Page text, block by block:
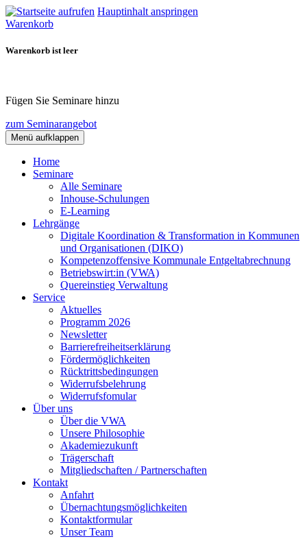
Hauptinhalt anspringen
Warenkorb
Warenkorb ist leer
Fügen Sie Seminare hinzu
zum Seminarangebot
Menü aufklappen
Home
Seminare
Alle Seminare
Inhouse-Schulungen
E-Learning
Lehrgänge
Digitale Koordination & Transformation in Kommunen
und Organisationen (DIKO)
Kompetenzoffensive Kommunale Entgeltabrechnung
Betriebswirt:in (VWA)
Quereinstieg Verwaltung
Service
Aktuelles
Programm 2026
Newsletter
Barrierefreiheitserklärung
Fördermöglichkeiten
Rücktrittsbedingungen
Widerrufsbelehrung
Widerrufsfomular
Über uns
Über die VWA
Unsere Philosophie
Akademiezukunft
Trägerschaft
Mitgliedschaften / Partnerschaften
Kontakt
Anfahrt
Übernachtungsmöglichkeiten
Kontaktformular
Unser Team